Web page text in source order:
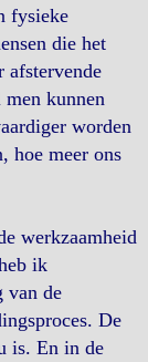
fysieke
die het
afstervende
kunnen
worden
hoe meer ons
werkzaamheid
ik
van de
De
is. En in de